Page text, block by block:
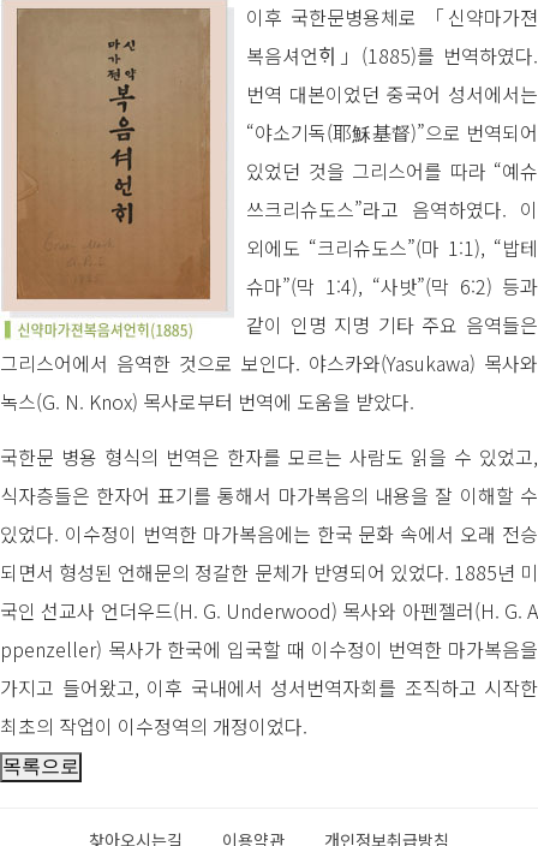
이후 국한문병용체로 「신약마가젼
복음셔언ᄒᆡ」(1885)를 번역하였다.
번역 대본이었던 중국어 성서에서는
“야소기독(耶穌基督)”으로 번역되어
있었던 것을 그리스어를 따라 “예슈
쓰크리슈도스”라고 음역하였다. 이
외에도 “크리슈도스”(마 1:1), “밥테
슈마”(막 1:4), “사밧”(막 6:2) 등과
같이 인명 지명 기타 주요 음역들은
그리스어에서 음역한 것으로 보인다. 야스카와(Yasukawa) 목사와
녹스(G. N. Knox) 목사로부터 번역에 도움을 받았다.
국한문 병용 형식의 번역은 한자를 모르는 사람도 읽을 수 있었고,
식자층들은 한자어 표기를 통해서 마가복음의 내용을 잘 이해할 수
있었다. 이수정이 번역한 마가복음에는 한국 문화 속에서 오래 전승
되면서 형성된 언해문의 정갈한 문체가 반영되어 있었다. 1885년 미
국인 선교사 언더우드(H. G. Underwood) 목사와 아펜젤러(H. G. A
ppenzeller) 목사가 한국에 입국할 때 이수정이 번역한 마가복음을
가지고 들어왔고, 이후 국내에서 성서번역자회를 조직하고 시작한
최초의 작업이 이수정역의 개정이었다.
찾아오시는길 이용약관 개인정보취급방침